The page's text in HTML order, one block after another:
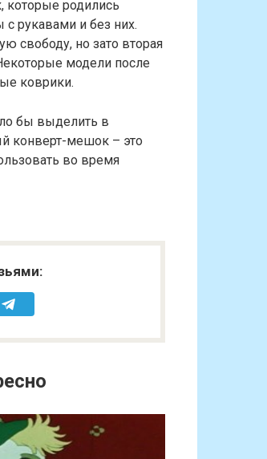
которые родились
рукавами и без них.
свободу, но зато вторая
модели после
коврики.
бы выделить в
конверт-мешок – это
во время